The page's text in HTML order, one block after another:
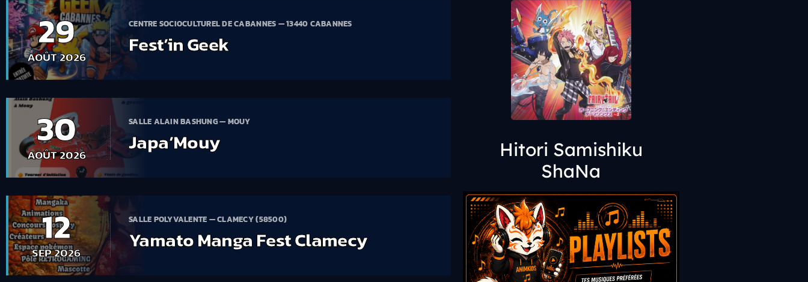
29
AOÛT 2026
CENTRE SOCIOCULTUREL DE CABANNES — 13440 CABANNES
Fest’in Geek
30
AOÛT 2026
SALLE ALAIN BASHUNG — MOUY
Japa’Mouy
12
SEP 2026
SALLE POLYVALENTE — CLAMECY (58500)
Yamato Manga Fest Clamecy
Hitori Samishiku
ShaNa